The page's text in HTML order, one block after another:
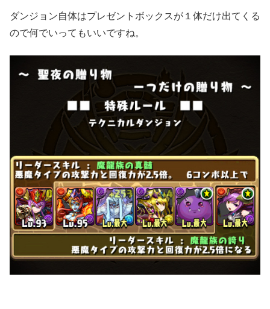
ダンジョン自体はプレゼントボックスが１体だけ出てくる
ので何でいってもいいですね。